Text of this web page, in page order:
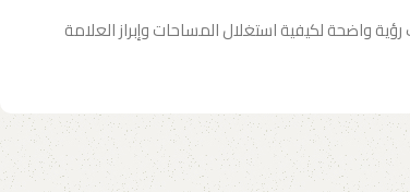
واضحة لكيفية استغلال المساحات وإبراز العلامة